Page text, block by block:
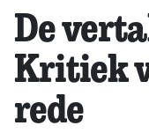
De
Kritiek
rede